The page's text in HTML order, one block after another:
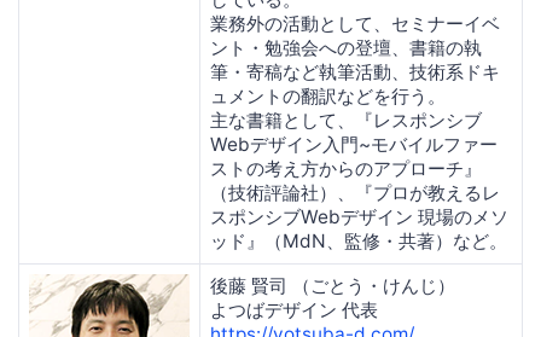
業務外の活動として、セミナーイベ
ント・勉強会への登壇、書籍の執
筆・寄稿など執筆活動、技術系ドキ
ュメントの翻訳などを行う。
主な書籍として、『レスポンシブ
Webデザイン入門~モバイルファー
ストの考え方からのアプローチ』
（技術評論社）、『プロが教えるレ
スポンシブWebデザイン 現場のメソ
ッド』（MdN、監修・共著）など。
後藤 賢司 （ごとう・けんじ）
よつばデザイン 代表